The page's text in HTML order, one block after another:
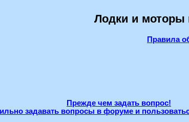
Лодки и моторы
Правила
Прежде чем задать вопрос!
задавать вопросы в форуме и